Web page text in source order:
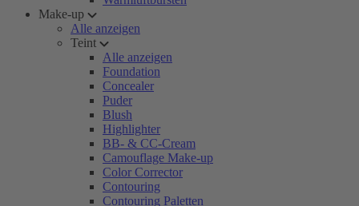
Make-up
Alle anzeigen
Teint
Alle anzeigen
Foundation
Concealer
Puder
Blush
Highlighter
BB- & CC-Cream
Camouflage Make-up
Color Corrector
Contouring
Contouring Paletten